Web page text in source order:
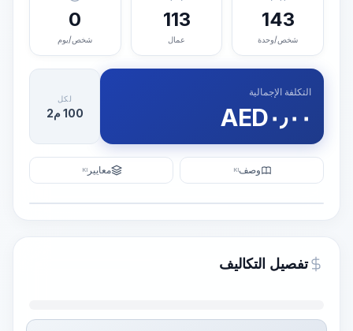
143
شخص/وحدة
113
عمال
0
شخص/يوم
التكلفة الإجمالية
AED٠٫٠٠
لكل
100 م2
وصفKI معايير KI
تفصيل التكاليف